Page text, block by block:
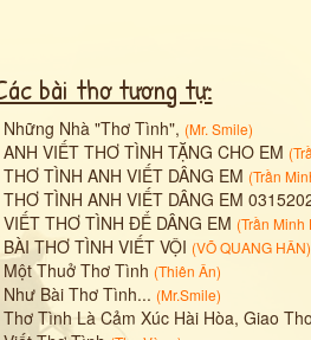
bài thơ tương tự:
Những Nhà "Thơ Tình", (Mr. Smile)
ANH VIẾT THƠ TÌNH TẶNG CHO EM (
THƠ TÌNH ANH VIẾT DÂNG EM (Trần
THƠ TÌNH ANH VIẾT DÂNG EM
VIẾT THƠ TÌNH ĐỂ DÂNG EM (Trần Minh
BÀI THƠ TÌNH VIẾT VỘI (VÕ QUANG HÂN)
Một Thuở Thơ Tình (Thiên Ân)
Như Bài Thơ Tình... (Mr.Smile)
Thơ Tình Là Cảm Xúc Hài Hòa, Giao